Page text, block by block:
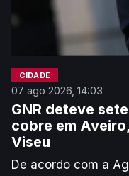
CIDADE
07 ago 2026, 14:03
GNR deteve
cobre em
Viseu
De acordo com a